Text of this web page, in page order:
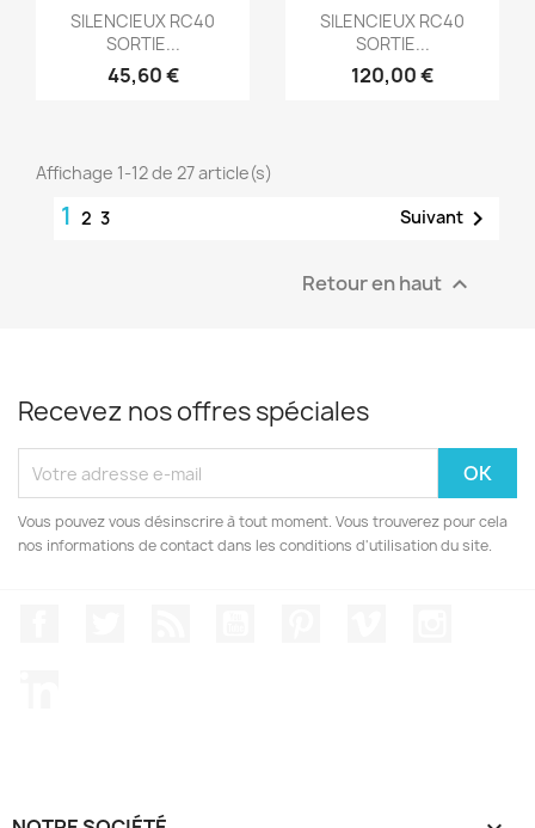
 Aperçu rapide
SILENCIEUX RC40
SORTIE...
45,60 €
 Aperçu rapide
SILENCIEUX RC40
SORTIE...
120,00 €
Affichage 1-12 de 27 article(s)
1 2 3 Suivant 
Retour en haut 
Recevez nos offres spéciales
Vous pouvez vous désinscrire à tout moment. Vous trouverez pour cela
nos informations de contact dans les conditions d'utilisation du site.